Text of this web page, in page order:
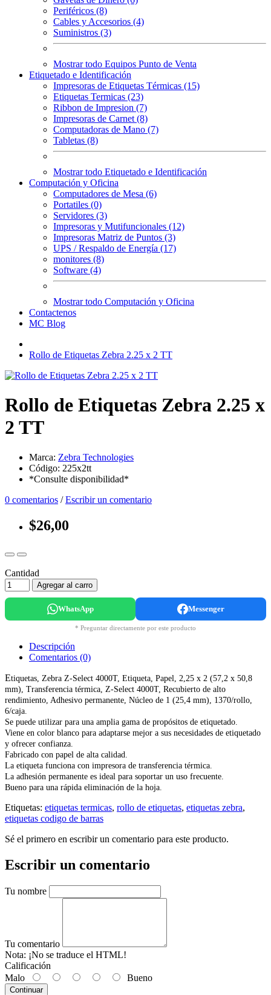
Periféricos (8)
Cables y Accesorios (4)
Suministros (3)
Mostrar todo Equipos Punto de Venta
Etiquetado e Identificación
Impresoras de Etiquetas Térmicas (15)
Etiquetas Termicas (23)
Ribbon de Impresion (7)
Impresoras de Carnet (8)
Computadoras de Mano (7)
Tabletas (8)
Mostrar todo Etiquetado e Identificación
Computación y Oficina
Computadores de Mesa (6)
Portatiles (0)
Servidores (3)
Impresoras y Mutifuncionales (12)
Impresoras Matriz de Puntos (3)
UPS / Respaldo de Energía (17)
monitores (8)
Software (4)
Mostrar todo Computación y Oficina
Contactenos
MC Blog
Rollo de Etiquetas Zebra 2.25 x 2 TT
Rollo de Etiquetas Zebra 2.25 x
2 TT
Marca: Zebra Technologies
Código: 225x2tt
*Consulte disponibilidad*
0 comentarios /Escribir un comentario
$26,00
Cantidad
Agregar al carro
WhatsApp Messenger
* Preguntar directamente por este producto
Descripción
Comentarios (0)
Etiquetas, Zebra Z-Select 4000T, Etiqueta, Papel, 2,25 x 2 (57,2 x 50,8
mm), Transferencia térmica, Z-Select 4000T, Recubierto de alto
rendimiento, Adhesivo permanente, Núcleo de 1 (25,4 mm), 1370/rollo,
6/caja.
Se puede utilizar para una amplia gama de propósitos de etiquetado.
Viene en color blanco para adaptarse mejor a sus necesidades de etiquetado
y ofrecer confianza.
Fabricado con papel de alta calidad.
La etiqueta funciona con impresora de transferencia térmica.
La adhesión permanente es ideal para soportar un uso frecuente.
Bueno para una rápida eliminación de la hoja.
Etiquetas: etiquetas termicas, rollo de etiquetas, etiquetas zebra,
etiquetas codigo de barras
Sé el primero en escribir un comentario para este producto.
Escribir un comentario
Tu nombre
Tu comentario
Nota: ¡No se traduce el HTML!
Calificación
Malo
Bueno
Continuar